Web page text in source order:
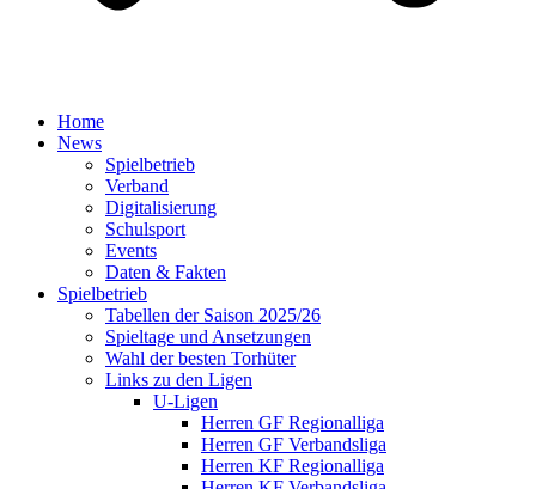
Home
News
Spielbetrieb
Verband
Digitalisierung
Schulsport
Events
Daten & Fakten
Spielbetrieb
Tabellen der Saison 2025/26
Spieltage und Ansetzungen
Wahl der besten Torhüter
Links zu den Ligen
U-Ligen
Herren GF Regionalliga
Herren GF Verbandsliga
Herren KF Regionalliga